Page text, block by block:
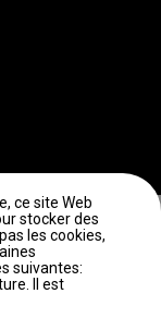
ce site Web
stocker des
les cookies,
suivantes:
Il est
des cookies